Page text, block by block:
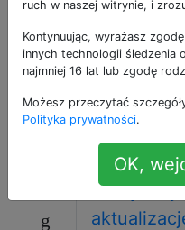
Aktualizacje systemu
Upewnij się, że
„application-
pasują. Zobacz pełną
informacji i pierwszej
Kiedy
ruch w naszej witrynie, i
Kontynuując, wyrażasz
innych technologii śledzenia
najmniej 16 lat lub zgodę
Możesz przeczytać
Polityka prywatności.
OK,